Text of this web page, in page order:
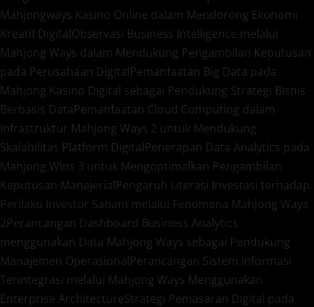
Mahjongways Kasino Online dalam Mendorong Ekonomi
Kreatif DigitalObservasi Business Intelligence melalui
Mahjong Ways dalam Mendukung Pengambilan Keputusan
pada Perusahaan DigitalPemanfaatan Big Data pada
Mahjong Kasino Digital sebagai Pendukung Strategi Bisnis
Berbasis DataPemanfaatan Cloud Computing dalam
Infrastruktur Mahjong Ways 2 untuk Mendukung
Skalabilitas Platform DigitalPenerapan Data Analytics pada
Mahjong Wins 3 untuk Mengoptimalkan Pengambilan
Keputusan ManajerialPengaruh Literasi Investasi terhadap
Perilaku Investor Saham melalui Fenomena Mahjong Ways
2Perancangan Dashboard Business Analytics
menggunakan Data Mahjong Ways sebagai Pendukung
Manajemen OperasionalPerancangan Sistem Informasi
Terintegrasi melalui Mahjong Ways Menggunakan
Enterprise ArchitectureStrategi Pemasaran Digital pada